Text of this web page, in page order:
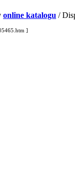
online katalogu /
]